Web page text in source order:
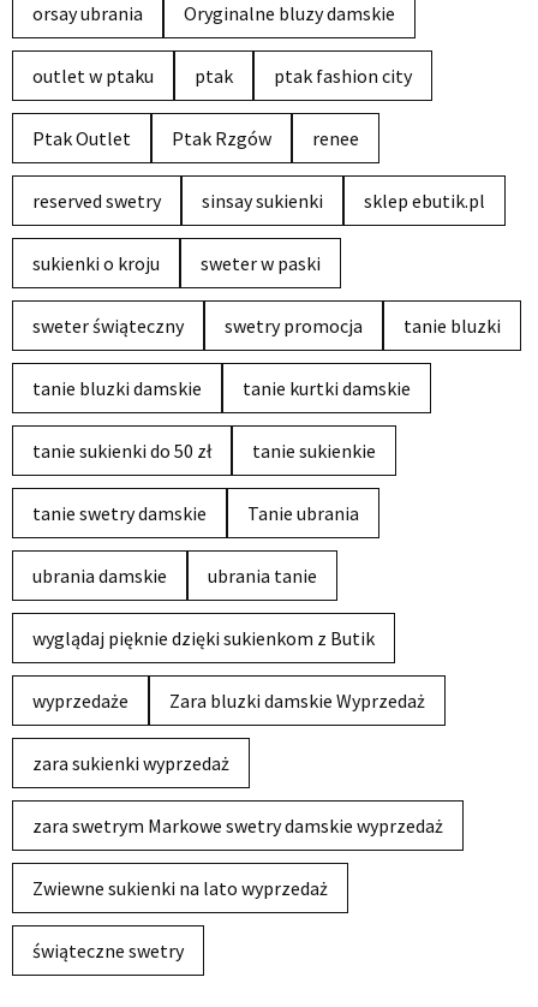
orsay ubrania Oryginalne bluzy damskie
outlet w ptaku ptak ptak fashion city
Ptak Outlet Ptak Rzgów renee
reserved swetry sinsay sukienki sklep ebutik.pl
sukienki o kroju sweter w paski
sweter świąteczny swetry promocja tanie bluzki
tanie bluzki damskie tanie kurtki damskie
tanie sukienki do 50 zł tanie sukienkie
tanie swetry damskie Tanie ubrania
ubrania damskie ubrania tanie
wyglądaj pięknie dzięki sukienkom z Butik
wyprzedaże Zara bluzki damskie Wyprzedaż
zara sukienki wyprzedaż
zara swetrym Markowe swetry damskie wyprzedaż
Zwiewne sukienki na lato wyprzedaż
świąteczne swetry